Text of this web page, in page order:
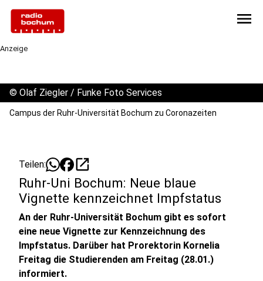
menu
Anzeige
© Olaf Ziegler / Funke Foto Services
Campus der Ruhr-Universität Bochum zu Coronazeiten
Teilen: open_in_new
Ruhr-Uni Bochum: Neue blaue
Vignette kennzeichnet Impfstatus
An der Ruhr-Universität Bochum gibt es sofort
eine neue Vignette zur Kennzeichnung des
Impfstatus. Darüber hat Prorektorin Kornelia
Freitag die Studierenden am Freitag (28.01.)
informiert.